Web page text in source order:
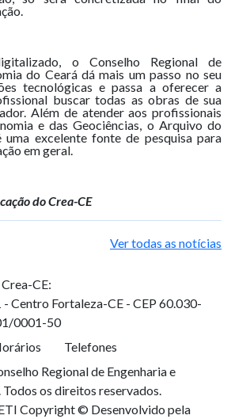
o Conselho Regional de
do Ceará dá mais um passo no seu
tecnológicas e passa a oferecer a
buscar todas as obras de sua
Além de atender aos profissionais
e das Geociências, o Arquivo do
uma excelente fonte de pesquisa para
em geral.
do Crea-CE
Ver todas as notícias
CE:
- Centro Fortaleza-CE - CEP 60.030-
0001-50
Telefones
Regional de Engenharia e
os direitos reservados.
Copyright © Desenvolvido pela